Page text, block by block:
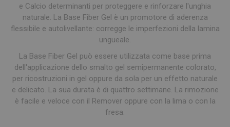
e Calcio determinanti per proteggere e rinforzare l'unghia
naturale. La Base Fiber Gel è un promotore di aderenza
flessibile e autolivellante: corregge le imperfezioni della lamina
ungueale.
La Base Fiber Gel può essere utilizzata come base prima
dell'applicazione dello smalto gel semipermanente colorato,
per ricostruzioni in gel oppure da sola per un effetto naturale
e delicato. La sua durata è di quattro settimane. La rimozione
è facile e veloce con il Remover oppure con la lima o con la
fresa.